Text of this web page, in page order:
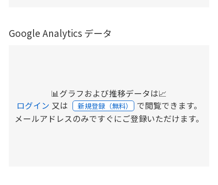
Google Analytics データ
📊グラフおよび推移データは📈
ログイン 又は 新規登録（無料） で閲覧できます。
メールアドレスのみですぐにご登録いただけます。